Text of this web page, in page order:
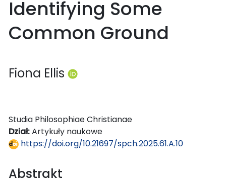
Identifying Some
Common Ground
Fiona Ellis
Studia Philosophiae Christianae
Dział:Artykuły naukowe
https://doi.org/10.21697/spch.2025.61.A.10
Abstrakt